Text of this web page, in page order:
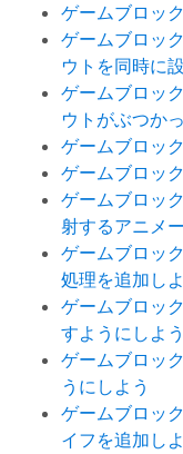
ゲームブロッ
ゲームブロッ
ウトを同時に
ゲームブロッ
ウトがぶつか
ゲームブロッ
ゲームブロッ
ゲームブロッ
射するアニメ
ゲームブロッ
処理を追加し
ゲームブロッ
すようにしよう
ゲームブロッ
うにしよう
ゲームブロッ
イフを追加し